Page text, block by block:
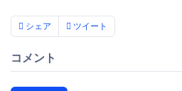
シェア ツイート
コメント